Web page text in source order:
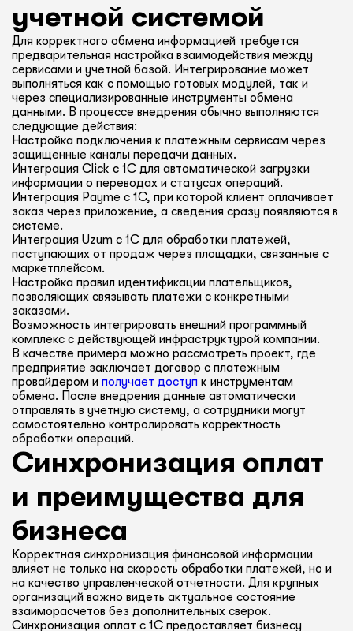
учетной системой
Для корректного обмена информацией требуется
предварительная настройка взаимодействия между
сервисами и учетной базой. Интегрирование может
выполняться как с помощью готовых модулей, так и
через специализированные инструменты обмена
данными. В процессе внедрения обычно выполняются
следующие действия:
Настройка подключения к платежным сервисам через
защищенные каналы передачи данных.
Интеграция Click с 1С для автоматической загрузки
информации о переводах и статусах операций.
Интеграция Payme с 1С, при которой клиент оплачивает
заказ через приложение, а сведения сразу появляются в
системе.
Интеграция Uzum с 1С для обработки платежей,
поступающих от продаж через площадки, связанные с
маркетплейсом.
Настройка правил идентификации плательщиков,
позволяющих связывать платежи с конкретными
заказами.
Возможность интегрировать внешний программный
комплекс с действующей инфраструктурой компании.
В качестве примера можно рассмотреть проект, где
предприятие заключает договор с платежным
провайдером и получает доступ к инструментам
обмена. После внедрения данные автоматически
отправлять в учетную систему, а сотрудники могут
самостоятельно контролировать корректность
обработки операций.
Синхронизация оплат
и преимущества для
бизнеса
Корректная синхронизация финансовой информации
влияет не только на скорость обработки платежей, но и
на качество управленческой отчетности. Для крупных
организаций важно видеть актуальное состояние
взаиморасчетов без дополнительных сверок.
Синхронизация оплат с 1С предоставляет бизнесу